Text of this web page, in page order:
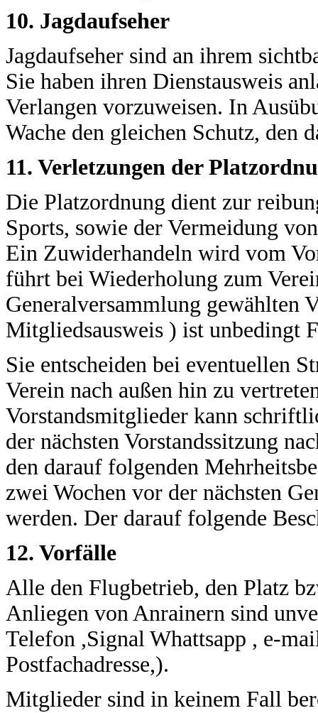
10. Jagdaufseher
Jagdaufseher sind an ihrem
Sie haben ihren Dienstausweis
Verlangen vorzuweisen. In
Wache den gleichen Schutz, den
11. Verletzungen der
Die Platzordnung dient zur
Sports, sowie der Vermeidung
Ein Zuwiderhandeln wird vom
führt bei Wiederholung zum
Generalversammlung gewählten
Mitgliedsausweis ) ist unbedingt
Sie entscheiden bei eventuellen
Verein nach außen hin zu
Vorstandsmitglieder kann
der nächsten Vorstandssitzung
den darauf folgenden
zwei Wochen vor der nächsten
werden. Der darauf folgende
12. Vorfälle
Alle den Flugbetrieb, den Platz
Anliegen von Anrainern sind
Telefon ,Signal Whattsapp , e-
Postfachadresse,).
Mitglieder sind in keinem Fall